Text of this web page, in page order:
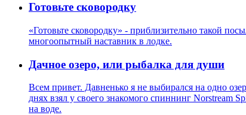
Готовьте сковородку
«Готовьте сковородку» - приблизительно такой
многоопытный наставник в лодке.
Дачное озеро, или рыбалка для души
Всем привет. Давненько я не выбирался на одно
днях взял у своего знакомого спиннинг Norstream
на воде.